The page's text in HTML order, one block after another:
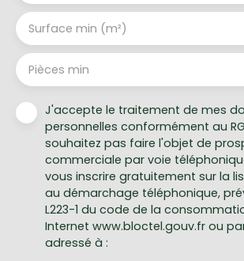
Surface min (m²)
Pièces min
J'accepte le traitement de mes
personnelles conformément au
souhaitez pas faire l'objet de
commerciale par voie
vous inscrire gratuitement sur la
au démarchage téléphonique,
L223-1 du code de la
Internet www.bloctel.gouv.fr ou
adressé à :